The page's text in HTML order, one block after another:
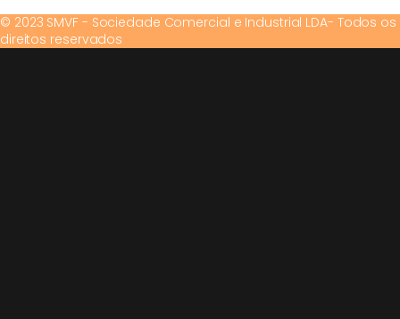
© 2023 SMVF - Sociedade Comercial e Industrial LDA- Todos os
direitos reservados